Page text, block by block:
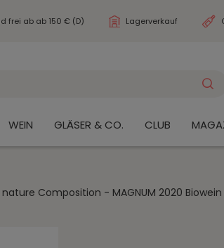
frei ab ab 150 € (D) Lagerverkauf
WEIN GLÄSER & CO. CLUB
Composition - MAGNUM 2020 Biowein